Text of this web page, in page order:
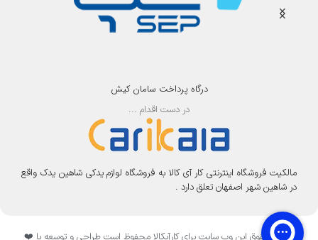
درگاه پرداخت سامان کیش
در دست اقدام ...
مالکیت فروشگاه اینترنتی کار آی کالا به فروشگاه لوازم یدکی شاهین یدک واقع
در شاهین شهر اصفهان تعلق دارد .